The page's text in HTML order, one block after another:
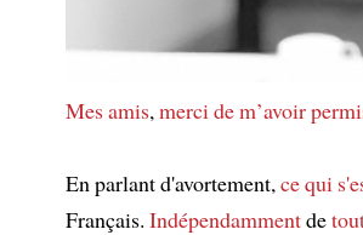
Mes amis, merci de m’avoir
En parlant d'avortement, ce qui
Français. Indépendammentde